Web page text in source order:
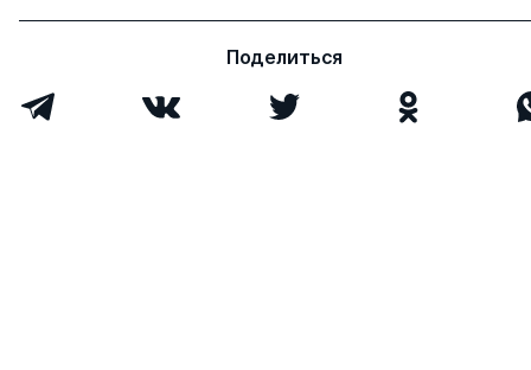
Поделиться